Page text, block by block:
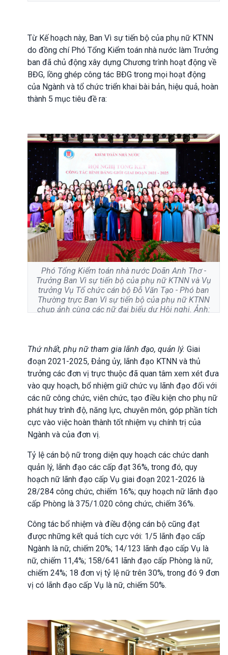
Từ Kế hoạch này, Ban Vì sự tiến bộ của phụ nữ KTNN
do đồng chí Phó Tổng Kiểm toán nhà nước làm Trưởng
ban đã chủ động xây dựng Chương trình hoạt động về
BĐG, lồng ghép công tác BĐG trong mọi hoạt động
của Ngành và tổ chức triển khai bài bản, hiệu quả, hoàn
thành 5 mục tiêu đề ra:
Phó Tổng Kiểm toán nhà nước Doãn Anh Thơ -
Trưởng Ban Vì sự tiến bộ của phụ nữ KTNN và Vụ
trưởng Vụ Tổ chức cán bộ Đỗ Văn Tạo - Phó ban
Thường trực Ban Vì sự tiến bộ của phụ nữ KTNN
chụp ảnh cùng các nữ đại biểu dự Hội nghị. Ảnh:
Thứ nhất, phụ nữ tham gia lãnh đạo, quản lý. Giai
đoạn 2021-2025, Đảng ủy, lãnh đạo KTNN và thủ
trưởng các đơn vị trực thuộc đã quan tâm xem xét đưa
vào quy hoạch, bổ nhiệm giữ chức vụ lãnh đạo đối với
các nữ công chức, viên chức, tạo điều kiện cho phụ nữ
phát huy trình độ, năng lực, chuyên môn, góp phần tích
cực vào việc hoàn thành tốt nhiệm vụ chính trị của
Ngành và của đơn vị.
Tỷ lệ cán bộ nữ trong diện quy hoạch các chức danh
quản lý, lãnh đạo các cấp đạt 36%, trong đó, quy
hoạch nữ lãnh đạo cấp Vụ giai đoạn 2021-2026 là
28/284 công chức, chiếm 16%; quy hoạch nữ lãnh đạo
cấp Phòng là 375/1.020 công chức, chiếm 36%.
Công tác bổ nhiệm và điều động cán bộ cũng đạt
được những kết quả tích cực với: 1/5 lãnh đạo cấp
Ngành là nữ, chiếm 20%; 14/123 lãnh đạo cấp Vụ là
nữ, chiếm 11,4%; 158/641 lãnh đạo cấp Phòng là nữ,
chiếm 24%; 18 đơn vị tỷ lệ nữ trên 30%, trong đó 9 đơn
vị có lãnh đạo cấp Vụ là nữ, chiếm 50%.